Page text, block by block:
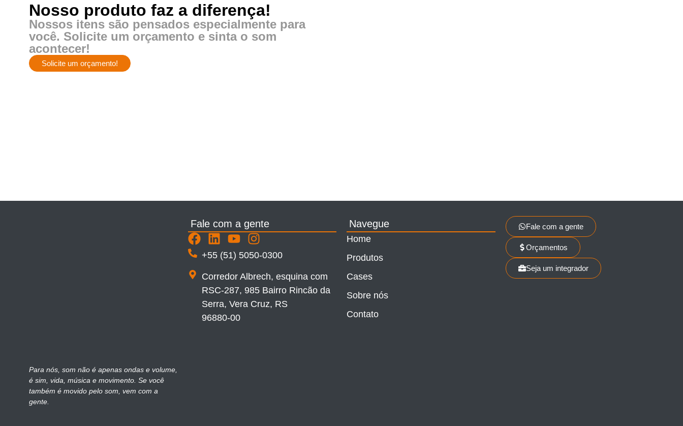
Nosso produto faz a diferença!
Nossos itens são pensados especialmente para
você. Solicite um orçamento e sinta o som
acontecer!
Solicite um orçamento!
Para nós, som não é apenas ondas e volume,
é sim, vida, música e movimento. Se você
também é movido pelo som, vem com a
gente.
Fale com a gente
+55 (51) 5050-0300
Corredor Albrech, esquina com
RSC-287, 985 Bairro Rincão da
Serra, Vera Cruz, RS
96880-00
Navegue
Home
Produtos
Cases
Sobre nós
Contato
Fale com a gente
Orçamentos
Seja um integrador